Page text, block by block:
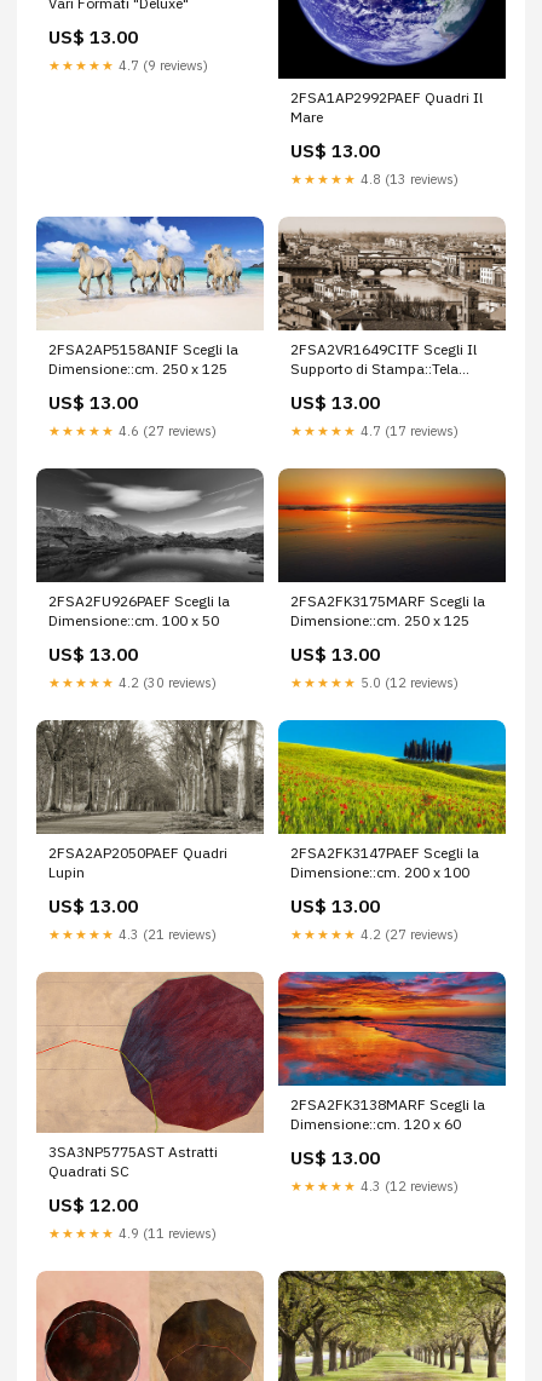
US$ 13.00
★★★★★ 4.7 (9 reviews)
2FSA1AP2992PAEF Quadri Il
Mare
US$ 13.00
★★★★★ 4.8 (13 reviews)
2FSA2AP5158ANIF Scegli la
Dimensione::cm. 250 x 125
US$ 13.00
★★★★★ 4.6 (27 reviews)
2FSA2VR1649CITF Scegli Il
Supporto di Stampa::Tela
US$ 13.00
★★★★★ 4.7 (17 reviews)
2FSA2FU926PAEF Scegli la
Dimensione::cm. 100 x 50
US$ 13.00
★★★★★ 4.2 (30 reviews)
2FSA2FK3175MARF Scegli la
Dimensione::cm. 250 x 125
US$ 13.00
★★★★★ 5.0 (12 reviews)
2FSA2AP2050PAEF Quadri
Lupin
US$ 13.00
★★★★★ 4.3 (21 reviews)
2FSA2FK3147PAEF Scegli la
Dimensione::cm. 200 x 100
US$ 13.00
★★★★★ 4.2 (27 reviews)
3SA3NP5775AST Astratti
Quadrati SC
US$ 12.00
★★★★★ 4.9 (11 reviews)
2FSA2FK3138MARF Scegli la
Dimensione::cm. 120 x 60
US$ 13.00
★★★★★ 4.3 (12 reviews)